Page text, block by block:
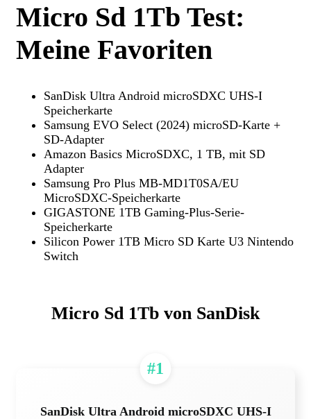
Micro Sd 1Tb Test:
Meine Favoriten
SanDisk Ultra Android microSDXC UHS-I
Speicherkarte
Samsung EVO Select (2024) microSD-Karte +
SD-Adapter
Amazon Basics MicroSDXC, 1 TB, mit SD
Adapter
Samsung Pro Plus MB-MD1T0SA/EU
MicroSDXC-Speicherkarte
GIGASTONE 1TB Gaming-Plus-Serie-
Speicherkarte
Silicon Power 1TB Micro SD Karte U3 Nintendo
Switch
Micro Sd 1Tb von SanDisk
#1
SanDisk Ultra Android microSDXC UHS-I